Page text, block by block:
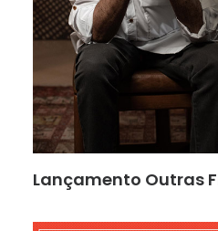
Lançamento Outras